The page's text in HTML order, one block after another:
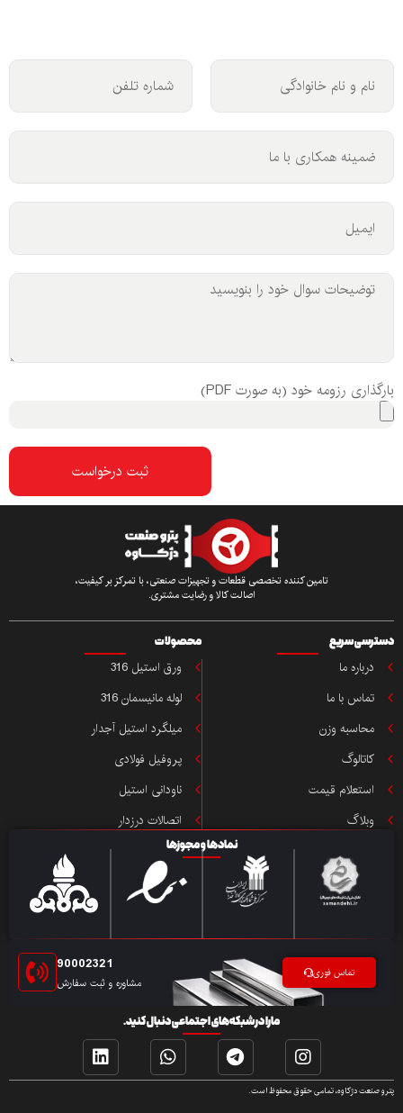
بارگذاری رزومه خود (به صورت PDF)
ثبت درخواست
تامین کننده تخصصی قطعات و تجهیزات صنعتی، با تمرکز بر کیفیت،
اصالت کالا و رضایت مشتری.
دسترسی سریع
درباره ما
تماس با ما
محاسبه وزن
کاتالوگ
استعلام قیمت
وبلاگ
محصولات
ورق استیل 316
لوله مانیسمان 316
میلگرد استیل آجدار
پروفیل فولادی
ناودانی استیل
اتصالات درزدار
نمادها و مجوزها
تماس فوری 90002321
مشاوره و ثبت سفارش
مارا در شبکه‌های اجتماعی دنبال کنید.
پترو صنعت دژکاوه، تمامی حقوق محفوظ است.